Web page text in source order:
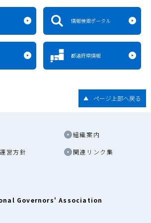
情報検索ポータル
都道府県情報
ページ上部へ戻る
組織案内
営方針 関連リンク集
Governors' Association